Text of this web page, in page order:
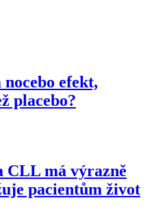
efekt,
placebo?
CLL má výrazně
pacientům život